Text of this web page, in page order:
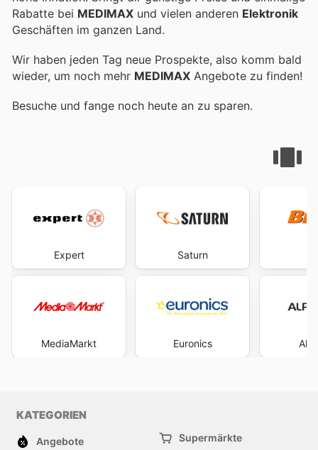
Rabatte bei MEDIMAX und vielen anderen Elektronik
Geschäften im ganzen Land.
Wir haben jeden Tag neue Prospekte, also komm bald
wieder, um noch mehr MEDIMAX Angebote zu finden!
Besuche und fange noch heute an zu sparen.
Expert
MediaMarkt
Saturn
Euronics
KATEGORIEN
Angebote
Supermärkte